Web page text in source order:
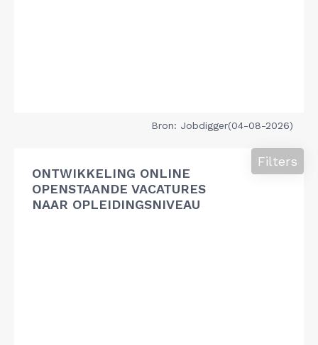
Bron: Jobdigger(04-08-2026)
ONTWIKKELING ONLINE
OPENSTAANDE VACATURES
NAAR OPLEIDINGSNIVEAU
Filters